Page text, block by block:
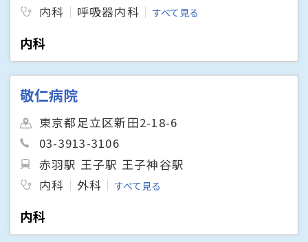
内科
呼吸器内科 すべて見る
内科
敬仁病院
東京都足立区新田2-18-6
03-3913-3106
赤羽駅 王子駅 王子神谷駅
内科
外科 すべて見る
内科